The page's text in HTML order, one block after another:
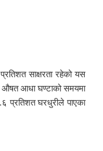
साक्षरता रहेको यस
औषत आधा घण्टाको समयमा
प्रतिशत घरधुरीले पाएका